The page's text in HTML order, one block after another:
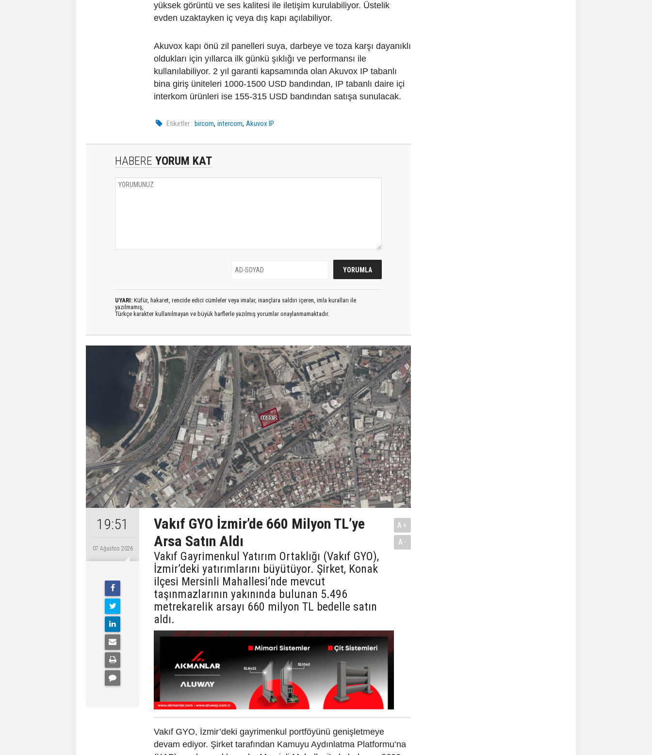
yüksek görüntü ve ses kalitesi ile iletişim kurulabiliyor. Üstelik
evden uzaktayken iç veya dış kapı açılabiliyor.
Akuvox kapı önü zil panelleri suya, darbeye ve toza karşı dayanıklı
oldukları için yıllarca ilk günkü şıklığı ve performansı ile
kullanılabiliyor. 2 yıl garanti kapsamında olan Akuvox IP tabanlı
bina giriş üniteleri 1000-1500 USD bandından, IP tabanlı daire içi
interkom ürünleri ise 155-315 USD bandından satışa sunulacak.
Etiketler : bircom,intercom,Akuvox IP
HABERE YORUM KAT
UYARI: Küfür, hakaret, rencide edici cümleler veya imalar, inançlara saldırı içeren, imla kuralları ile
yazılmamış,
Türkçe karakter kullanılmayan ve büyük harflerle yazılmış yorumlar onaylanmamaktadır.
19:51
07 Ağustos 2026
Vakıf GYO İzmir’de 660 Milyon TL’ye
Arsa Satın Aldı
Vakıf Gayrimenkul Yatırım Ortaklığı (Vakıf GYO),
İzmir’deki yatırımlarını büyütüyor. Şirket, Konak
ilçesi Mersinli Mahallesi’nde mevcut
taşınmazlarının yakınında bulunan 5.496
metrekarelik arsayı 660 milyon TL bedelle satın
aldı.
A+
A-
Vakıf GYO, İzmir’deki gayrimenkul portföyünü genişletmeye
devam ediyor. Şirket tarafından Kamuyu Aydınlatma Platformu’na